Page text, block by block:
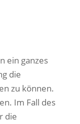
ein ganzes
die
zu können.
Im Fall des
die